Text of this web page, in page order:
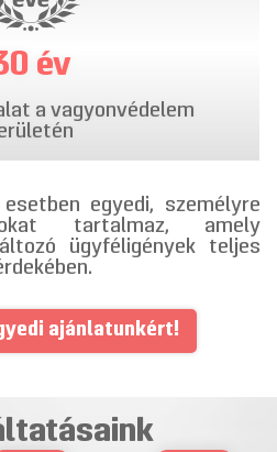
év
a vagyonvédelem
egyedi, személyre
tartalmaz, amely
ügyféligények teljes
ajánlatunkért!